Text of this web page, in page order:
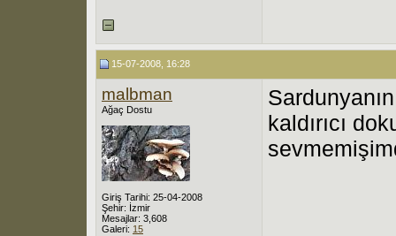
15-07-2008, 16:28
malbman
Ağaç Dostu
Giriş Tarihi: 25-04-2008
Şehir: İzmir
Mesajlar: 3,608
Galeri: 15
kaldırıcı